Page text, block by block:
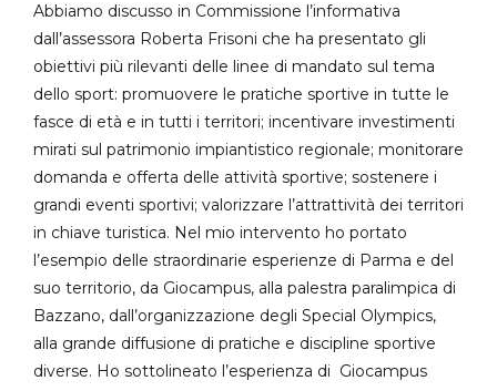
Abbiamo discusso in Commissione l’informativa
dall’assessora Roberta Frisoni che ha presentato gli
obiettivi più rilevanti delle linee di mandato sul tema
dello sport: promuovere le pratiche sportive in tutte le
fasce di età e in tutti i territori; incentivare investimenti
mirati sul patrimonio impiantistico regionale; monitorare
domanda e offerta delle attività sportive; sostenere i
grandi eventi sportivi; valorizzare l’attrattività dei territori
in chiave turistica. Nel mio intervento ho portato
l’esempio delle straordinarie esperienze di Parma e del
suo territorio, da Giocampus, alla palestra paralimpica di
Bazzano, dall’organizzazione degli Special Olympics,
alla grande diffusione di pratiche e discipline sportive
diverse. Ho sottolineato l’esperienza di Giocampus